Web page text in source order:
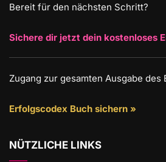
Bereit für den nächsten Schritt?
Sichere dir jetzt dein kostenloses
Zugang zur gesamten Ausgabe des
Erfolgscodex Buch sichern »
NÜTZLICHE LINKS